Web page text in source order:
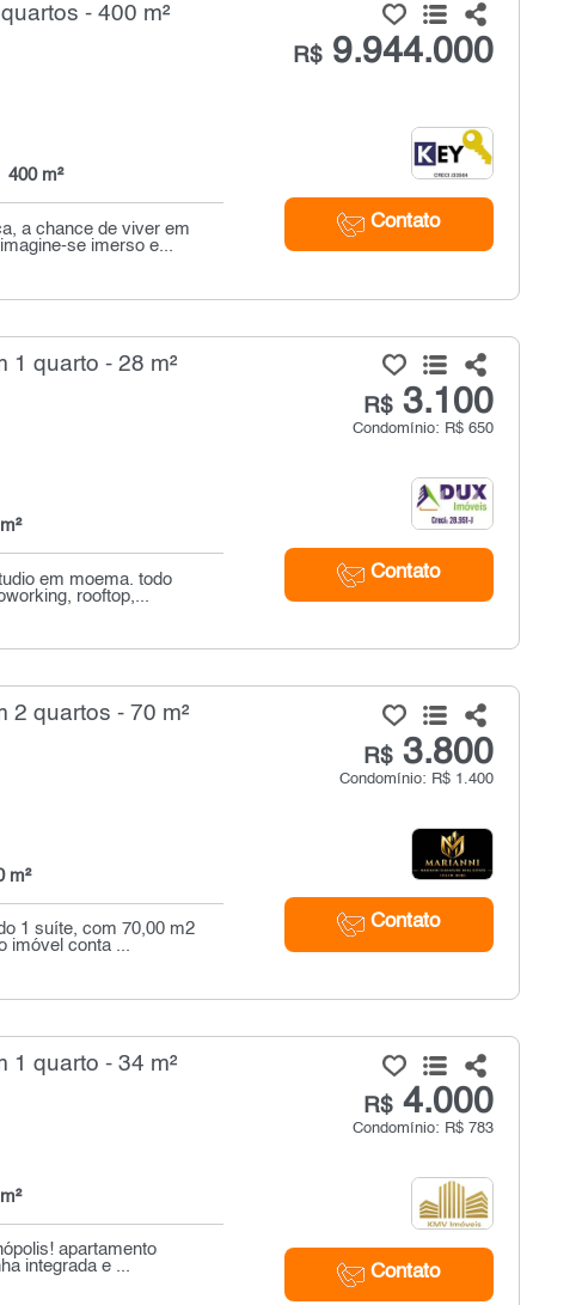
- 400 m²
R$9.944.000
Contato
400 m²
a chance de viver em
se imerso e...
1 quarto - 28 m²
R$3.100
Condomínio: R$ 650
Contato
em moema. todo
rooftop,...
2 quartos - 70 m²
R$3.800
Condomínio: R$ 1.400
Contato
m²
1 suíte, com 70,00 m2
imóvel conta ...
1 quarto - 34 m²
R$4.000
Condomínio: R$ 783
Contato
apartamento
integrada e ...